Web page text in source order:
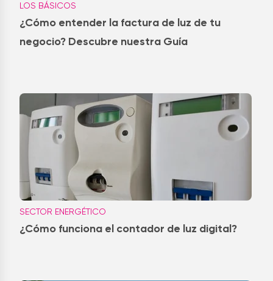
LOS BÁSICOS
¿Cómo entender la factura de luz de tu
negocio? Descubre nuestra Guía
SECTOR ENERGÉTICO
¿Cómo funciona el contador de luz digital?